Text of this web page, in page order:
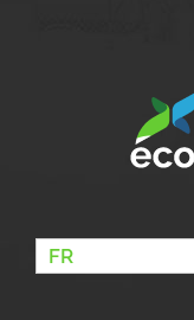
FR